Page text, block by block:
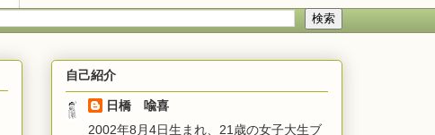
自己紹介
日橋 喩喜
2002年8月4日生まれ、21歳の女子大生ブ